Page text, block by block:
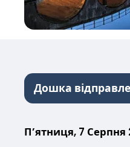
Дошка
Пʼятниця, 7 Серпня